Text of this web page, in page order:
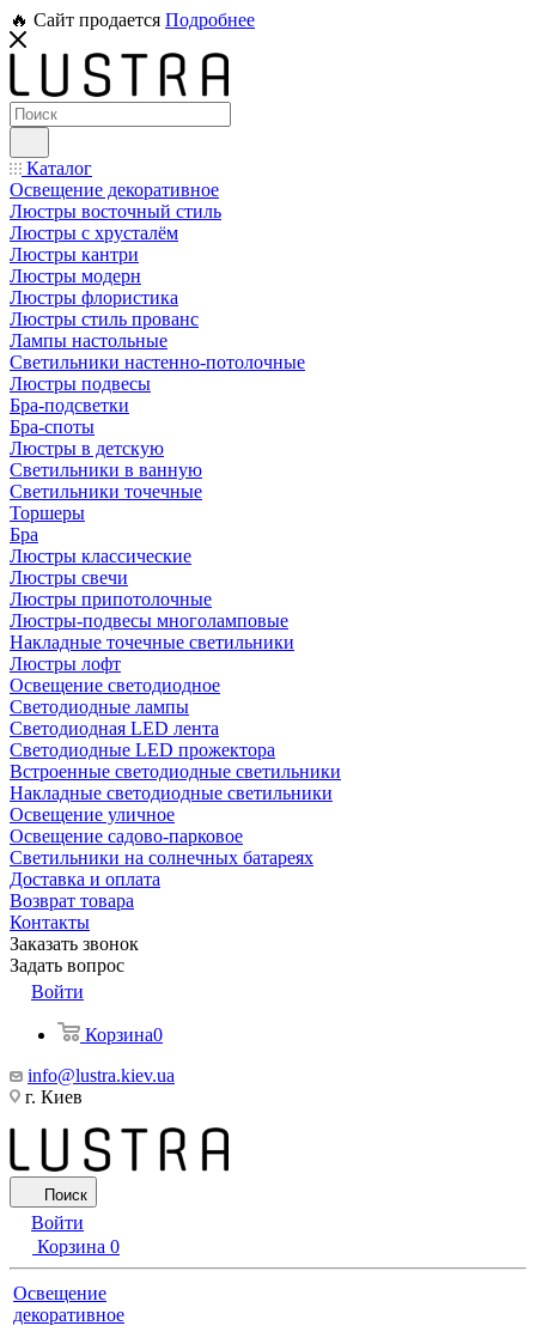
🔥 Сайт продается Подробнее
Каталог
Освещение декоративное
Люстры восточный стиль
Люстры с хрусталём
Люстры кантри
Люстры модерн
Люстры флористика
Люстры стиль прованс
Лампы настольные
Светильники настенно-потолочные
Люстры подвесы
Бра-подсветки
Бра-споты
Люстры в детскую
Светильники в ванную
Светильники точечные
Торшеры
Бра
Люстры классические
Люстры свечи
Люстры припотолочные
Люстры-подвесы многоламповые
Накладные точечные светильники
Люстры лофт
Освещение светодиодное
Светодиодные лампы
Светодиодная LED лента
Светодиодные LED прожектора
Встроенные светодиодные светильники
Накладные светодиодные светильники
Освещение уличное
Освещение садово-парковое
Светильники на солнечных батареях
Доставка и оплата
Возврат товара
Контакты
Заказать звонок
Задать вопрос
Войти
Корзина0
info@lustra.kiev.ua
г. Киев
Поиск
Войти
Корзина 0
Освещение
декоративное